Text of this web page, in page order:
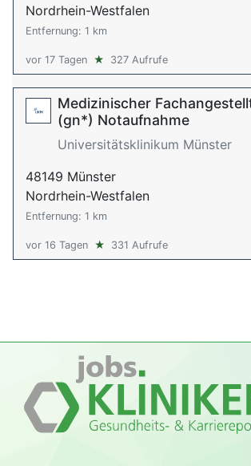
Nordrhein-Westfalen
Entfernung: 1 km
vor 17 Tagen ★ 327 Aufrufe
Medizinischer
(gn*) Notaufnahme
Universitätsklinikum Münster
48149 Münster
Nordrhein-Westfalen
Entfernung: 1 km
vor 16 Tagen ★ 331 Aufrufe